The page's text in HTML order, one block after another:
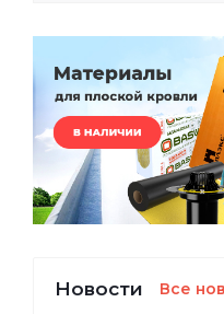
Новости Все